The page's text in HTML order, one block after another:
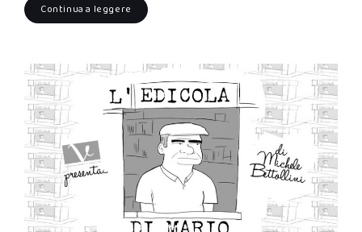
Continua a leggere